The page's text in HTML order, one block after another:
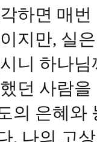
하면 매
지만, 실
니 하나
던 사람
의 은혜와
. 나의 고